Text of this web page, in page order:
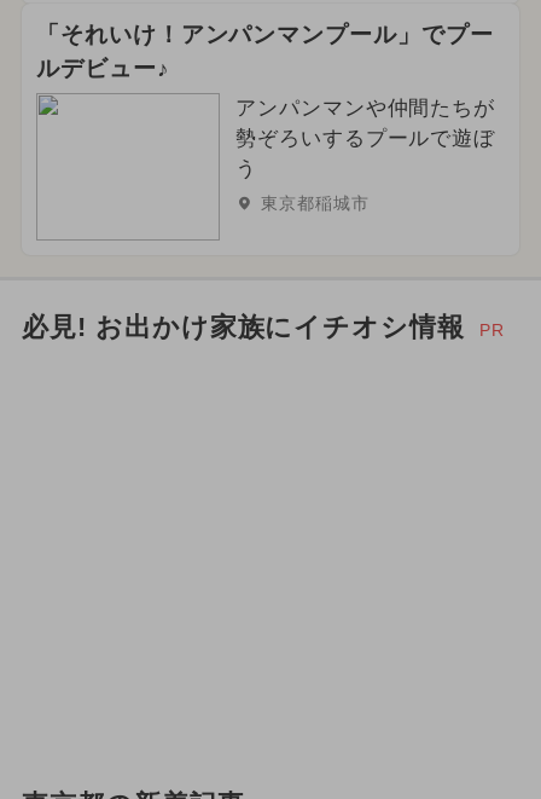
「それいけ！アンパンマンプール」でプー
ルデビュー♪
アンパンマンや仲間たちが
勢ぞろいするプールで遊ぼ
う
東京都稲城市
必見! お出かけ家族にイチオシ情報 PR